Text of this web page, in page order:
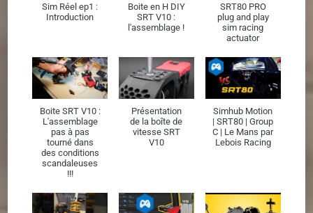
Sim Réel ep1 :
Introduction
Boite en H DIY
SRT V10 :
l'assemblage !
SRT80 PRO
plug and play
sim racing
actuator
Boite SRT V10 :
L'assemblage
pas à pas
tourné dans
des conditions
scandaleuses
!!!
Présentation
de la boîte de
vitesse SRT
V10
Simhub Motion
| SRT80 | Group
C | Le Mans par
Lebois Racing